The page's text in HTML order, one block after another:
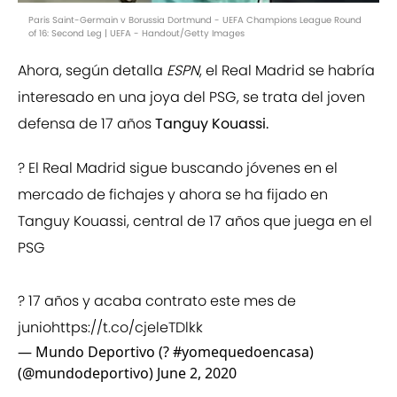
Paris Saint-Germain v Borussia Dortmund - UEFA Champions League Round
of 16: Second Leg | UEFA - Handout/Getty Images
Ahora, según detalla ESPN, el Real Madrid se habría
interesado en una joya del PSG, se trata del joven
defensa de 17 añosTanguy Kouassi.
? El Real Madrid sigue buscando jóvenes en el
mercado de fichajes y ahora se ha fijado en
Tanguy Kouassi, central de 17 años que juega en el
PSG
? 17 años y acaba contrato este mes de
juniohttps://t.co/cjeleTDlkk
— Mundo Deportivo (? #yomequedoencasa)
(@mundodeportivo) June 2, 2020